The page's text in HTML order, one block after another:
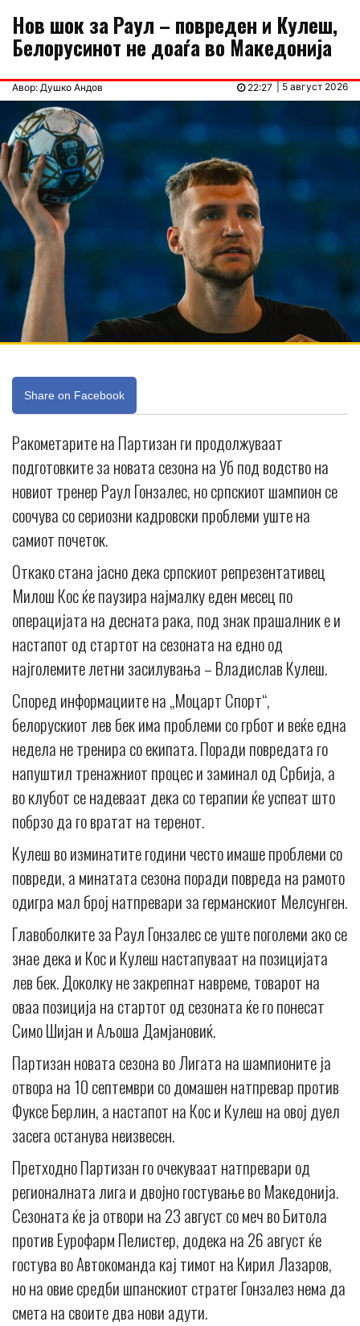
Нов шок за Раул – повреден и Кулеш,
Белорусинот не доаѓа во Македонија
Авор: Душко Андов | 5 август 2026
22:27
Share on Facebook
Ракометарите на Партизан ги продолжуваат
подготовките за новата сезона на Уб под водство на
новиот тренер Раул Гонзалес, но српскиот шампион се
соочува со сериозни кадровски проблеми уште на
самиот почеток.
Откако стана јасно дека српскиот репрезентативец
Милош Кос ќе паузира најмалку еден месец по
операцијата на десната рака, под знак прашалник е и
настапот од стартот на сезоната на едно од
најголемите летни засилувања – Владислав Кулеш.
Според информациите на „Моцарт Спорт“,
белорускиот лев бек има проблеми со грбот и веќе една
недела не тренира со екипата. Поради повредата го
напуштил тренажниот процес и заминал од Србија, а
во клубот се надеваат дека со терапии ќе успеат што
побрзо да го вратат на теренот.
Кулеш во изминатите години често имаше проблеми со
повреди, а минатата сезона поради повреда на рамото
одигра мал број натпревари за германскиот Мелсунген.
Главоболките за Раул Гонзалес се уште поголеми ако се
знае дека и Кос и Кулеш настапуваат на позицијата
лев бек. Доколку не закрепнат навреме, товарот на
оваа позиција на стартот од сезоната ќе го понесат
Симо Шијан и Аљоша Дамјановиќ.
Партизан новата сезона во Лигата на шампионите ја
отвора на 10 септември со домашен натпревар против
Фуксе Берлин, а настапот на Кос и Кулеш на овој дуел
засега останува неизвесен.
Претходно Партизан го очекуваат натпревари од
регионалната лига и двојно гостување во Македонија.
Сезоната ќе ја отвори на 23 август со меч во Битола
против Еурофарм Пелистер, додека на 26 август ќе
гостува во Автокоманда кај тимот на Кирил Лазаров,
но на овие средби шпанскиот стратег Гонзалез нема да
смета на своите два нови адути.